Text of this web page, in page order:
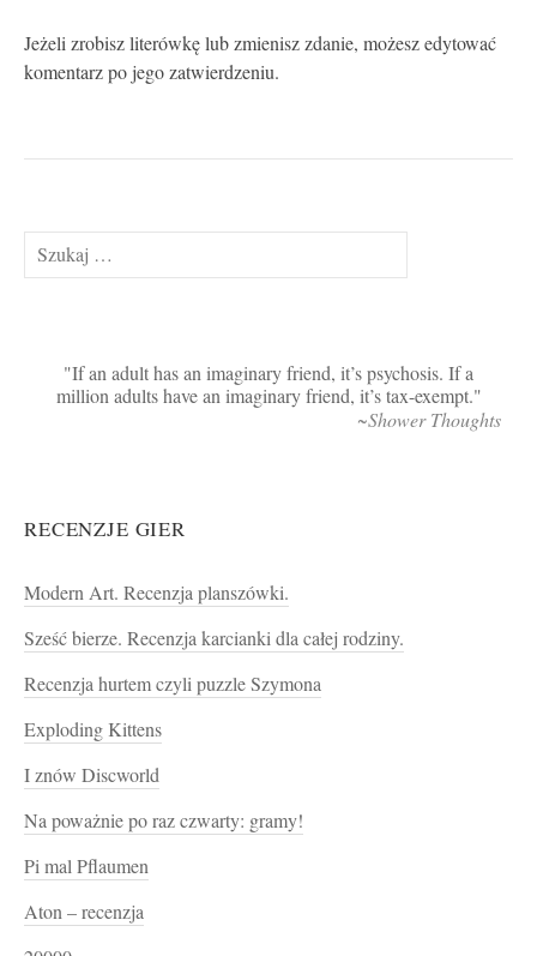
Jeżeli zrobisz literówkę lub zmienisz zdanie, możesz edytować
komentarz po jego zatwierdzeniu.
Szukaj:
If an adult has an imaginary friend, it’s psychosis. If a
million adults have an imaginary friend, it’s tax-exempt.
~Shower Thoughts
RECENZJE GIER
Modern Art. Recenzja planszówki.
Sześć bierze. Recenzja karcianki dla całej rodziny.
Recenzja hurtem czyli puzzle Szymona
Exploding Kittens
I znów Discworld
Na poważnie po raz czwarty: gramy!
Pi mal Pflaumen
Aton – recenzja